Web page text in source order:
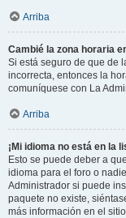
Arriba
Cambié la zona horaria
Si está seguro de que de
incorrecta, entonces la
comuníquese con La
Arriba
¡Mi idioma no está en la
Esto se puede deber a
idioma para el foro o
Administrador si puede
paquete no existe,
más información en el